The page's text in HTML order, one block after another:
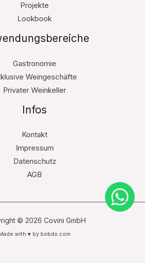
Projekte
Lookbook
Gastronomie
Weingeschäfte
Privater Weinkeller
Infos
Kontakt
Impressum
Datenschutz
AGB
© 2026 Covini GmbH
with ♥ by bobdo.com